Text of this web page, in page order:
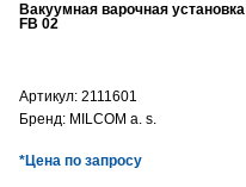
Вакуумная варочная установка
FB 02
Артикул: 2111601
Бренд: MILCOM a. s.
*Цена по запросу